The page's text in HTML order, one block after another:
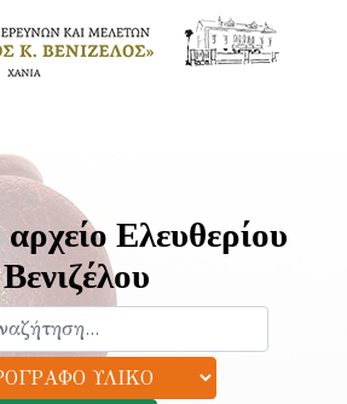
Ελευθερίου
Βενιζέλου